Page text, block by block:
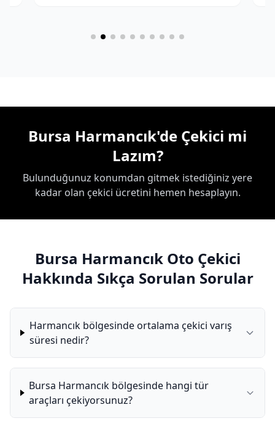
Bursa Harmancık'de Çekici mi
Lazım?
Bulunduğunuz konumdan gitmek istediğiniz yere
kadar olan çekici ücretini hemen hesaplayın.
Bursa Harmancık Oto Çekici
Hakkında Sıkça Sorulan Sorular
Harmancık bölgesinde ortalama çekici varış
süresi nedir?
Bursa Harmancık bölgesinde hangi tür
araçları çekiyorsunuz?